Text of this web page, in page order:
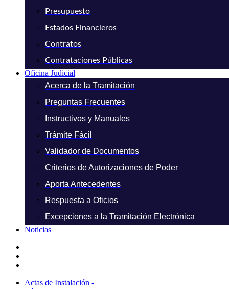
Presupuesto
Estados Financieros
Contratos
Contrataciones Públicas
Oficina Judicial
Acerca de la Tramitación
Preguntas Frecuentes
Instructivos y Manuales
Trámite Fácil
Validador de Documentos
Criterios de Autorizaciones de Poder
Aporta Antecedentes
Respuesta a Oficios
Excepciones a la Tramitación Electrónica
Noticias
Actas de Instalación -